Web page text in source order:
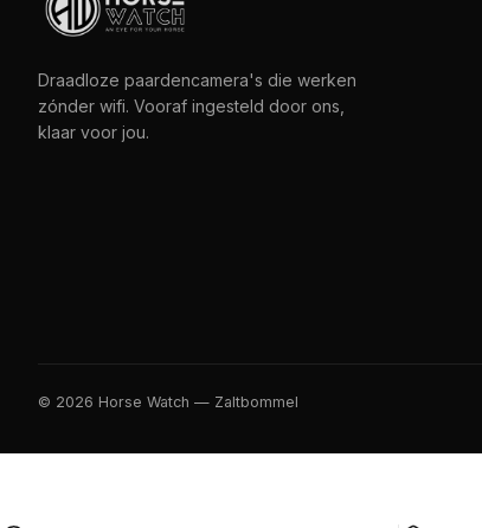
Draadloze paardencamera's die werken
zónder wifi. Vooraf ingesteld door ons,
klaar voor jou.
© 2026 Horse Watch — Zaltbommel